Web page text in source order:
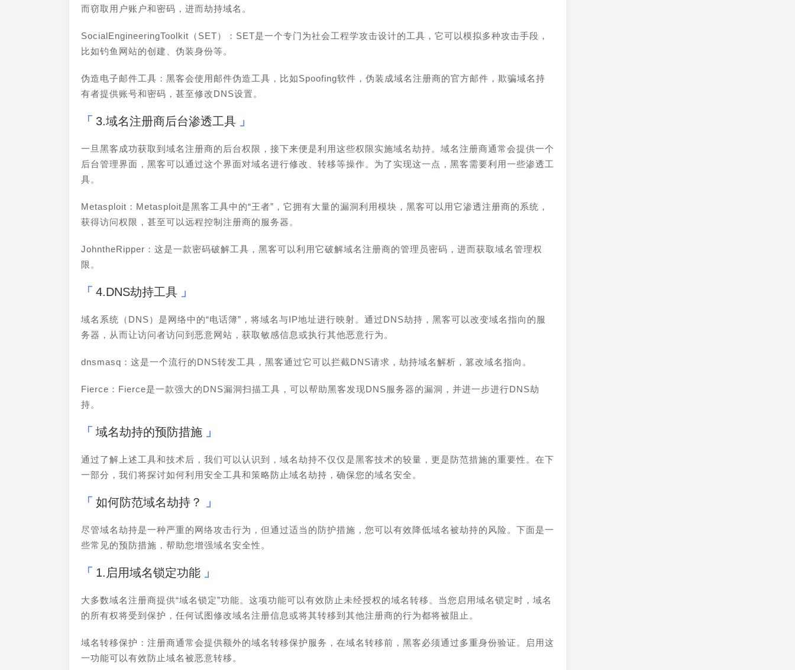
而窃取用户账户和密码，进而劫持域名。
SocialEngineeringToolkit（SET）：SET是一个专门为社会工程学攻击设计的工具，它可以模拟多种攻击手段，
比如钓鱼网站的创建、伪装身份等。
伪造电子邮件工具：黑客会使用邮件伪造工具，比如Spoofing软件，伪装成域名注册商的官方邮件，欺骗域名持
有者提供账号和密码，甚至修改DNS设置。
3.域名注册商后台渗透工具
一旦黑客成功获取到域名注册商的后台权限，接下来便是利用这些权限实施域名劫持。域名注册商通常会提供一个
后台管理界面，黑客可以通过这个界面对域名进行修改、转移等操作。为了实现这一点，黑客需要利用一些渗透工
具。
Metasploit：Metasploit是黑客工具中的“王者”，它拥有大量的漏洞利用模块，黑客可以用它渗透注册商的系统，
获得访问权限，甚至可以远程控制注册商的服务器。
JohntheRipper：这是一款密码破解工具，黑客可以利用它破解域名注册商的管理员密码，进而获取域名管理权
限。
4.DNS劫持工具
域名系统（DNS）是网络中的“电话簿”，将域名与IP地址进行映射。通过DNS劫持，黑客可以改变域名指向的服
务器，从而让访问者访问到恶意网站，获取敏感信息或执行其他恶意行为。
dnsmasq：这是一个流行的DNS转发工具，黑客通过它可以拦截DNS请求，劫持域名解析，篡改域名指向。
Fierce：Fierce是一款强大的DNS漏洞扫描工具，可以帮助黑客发现DNS服务器的漏洞，并进一步进行DNS劫
持。
域名劫持的预防措施
通过了解上述工具和技术后，我们可以认识到，域名劫持不仅仅是黑客技术的较量，更是防范措施的重要性。在下
一部分，我们将探讨如何利用安全工具和策略防止域名劫持，确保您的域名安全。
如何防范域名劫持？
尽管域名劫持是一种严重的网络攻击行为，但通过适当的防护措施，您可以有效降低域名被劫持的风险。下面是一
些常见的预防措施，帮助您增强域名安全性。
1.启用域名锁定功能
大多数域名注册商提供“域名锁定”功能。这项功能可以有效防止未经授权的域名转移。当您启用域名锁定时，域名
的所有权将受到保护，任何试图修改域名注册信息或将其转移到其他注册商的行为都将被阻止。
域名转移保护：注册商通常会提供额外的域名转移保护服务，在域名转移前，黑客必须通过多重身份验证。启用这
一功能可以有效防止域名被恶意转移。